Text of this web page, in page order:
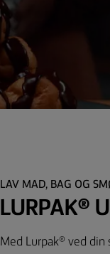
LAV MAD, BAG OG
LURPAK®
Med Lurpak® ved